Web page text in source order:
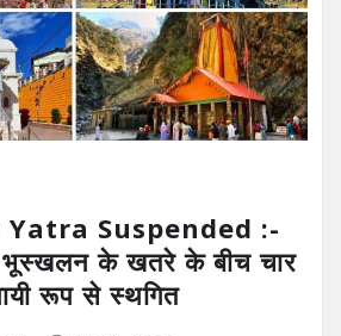
Suspended :-
भूस्खलन के खतरे के बीच चार
रूप से स्थगित